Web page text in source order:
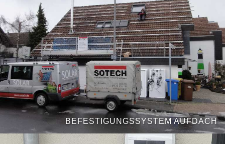
BEFESTIGUNGSSYSTEM AUFDACH